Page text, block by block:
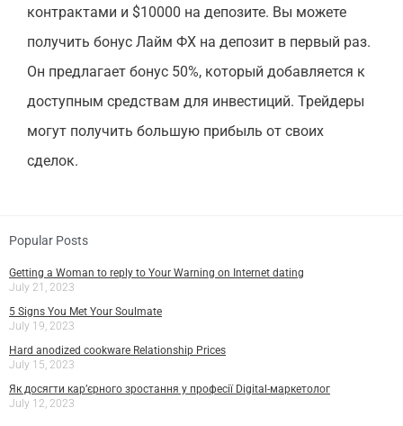
контрактами и $10000 на депозите. Вы можете
получить бонус Лайм ФХ на депозит в первый раз.
Он предлагает бонус 50%, который добавляется к
доступным средствам для инвестиций. Трейдеры
могут получить большую прибыль от своих
сделок.
Popular Posts
Getting a Woman to reply to Your Warning on Internet dating
July 21, 2023
5 Signs You Met Your Soulmate
July 19, 2023
Hard anodized cookware Relationship Prices
July 15, 2023
Як досягти кар’єрного зростання у професії Digital-маркетолог
July 12, 2023